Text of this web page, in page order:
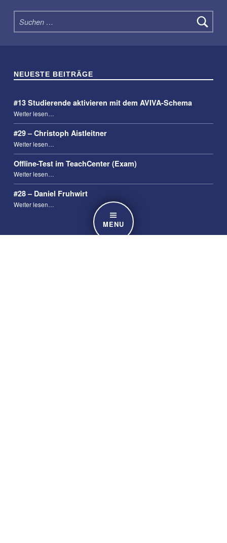
MENU
Suchen nach:
NEUESTE BEITRÄGE
#13 Studierende aktivieren mit dem AVIVA-Schema
Weiter lesen“#13 Studierende aktivieren mit dem AVIVA-Schema”
…
#29 – Christoph Aistleitner
Weiter lesen…
Offline-Test im TeachCenter (Exam)
Weiter lesen“Offline-Test im TeachCenter (Exam)”
…
#28 – Daniel Fruhwirt
Weiter lesen…